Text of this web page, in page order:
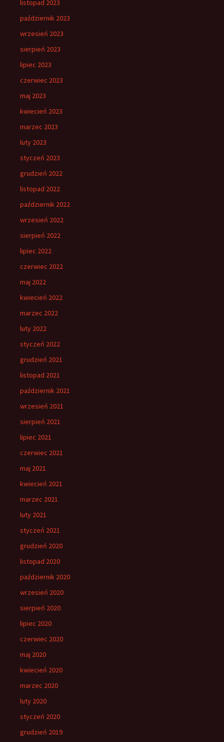
listopad 2023
październik 2023
wrzesień 2023
sierpień 2023
lipiec 2023
czerwiec 2023
maj 2023
kwiecień 2023
marzec 2023
luty 2023
styczeń 2023
grudzień 2022
listopad 2022
październik 2022
wrzesień 2022
sierpień 2022
lipiec 2022
czerwiec 2022
maj 2022
kwiecień 2022
marzec 2022
luty 2022
styczeń 2022
grudzień 2021
listopad 2021
październik 2021
wrzesień 2021
sierpień 2021
lipiec 2021
czerwiec 2021
maj 2021
kwiecień 2021
marzec 2021
luty 2021
styczeń 2021
grudzień 2020
listopad 2020
październik 2020
wrzesień 2020
sierpień 2020
lipiec 2020
czerwiec 2020
maj 2020
kwiecień 2020
marzec 2020
luty 2020
styczeń 2020
grudzień 2019